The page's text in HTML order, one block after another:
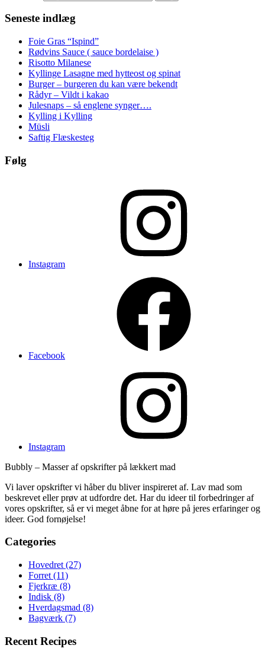
Seneste indlæg
Foie Gras “Ispind”
Rødvins Sauce ( sauce bordelaise )
Risotto Milanese
Kyllinge Lasagne med hytteost og spinat
Burger – burgeren du kan være bekendt
Rådyr – Vildt i kakao
Julesnaps – så englene synger….
Kylling i Kylling
Müsli
Saftig Flæskesteg
Følg
Instagram
Facebook
Instagram
Bubbly – Masser af opskrifter på lækkert mad
Vi laver opskrifter vi håber du bliver inspireret af. Lav mad som
beskrevet eller prøv at udfordre det. Har du ideer til forbedringer af
vores opskrifter, så er vi meget åbne for at høre på jeres erfaringer og
ideer. God fornøjelse!
Categories
Hovedret (27)
Forret (11)
Fjerkræ (8)
Indisk (8)
Hverdagsmad (8)
Bagværk (7)
Recent Recipes